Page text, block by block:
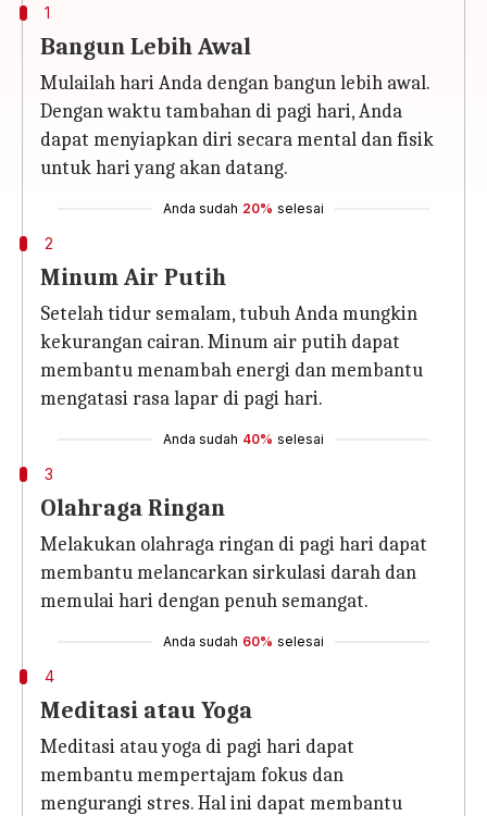
1
Bangun Lebih Awal
Mulailah hari Anda dengan bangun lebih awal.
Dengan waktu tambahan di pagi hari, Anda
dapat menyiapkan diri secara mental dan fisik
untuk hari yang akan datang.
Anda sudah 20% selesai
2
Minum Air Putih
Setelah tidur semalam, tubuh Anda mungkin
kekurangan cairan. Minum air putih dapat
membantu menambah energi dan membantu
mengatasi rasa lapar di pagi hari.
Anda sudah 40% selesai
3
Olahraga Ringan
Melakukan olahraga ringan di pagi hari dapat
membantu melancarkan sirkulasi darah dan
memulai hari dengan penuh semangat.
Anda sudah 60% selesai
4
Meditasi atau Yoga
Meditasi atau yoga di pagi hari dapat
membantu mempertajam fokus dan
mengurangi stres. Hal ini dapat membantu